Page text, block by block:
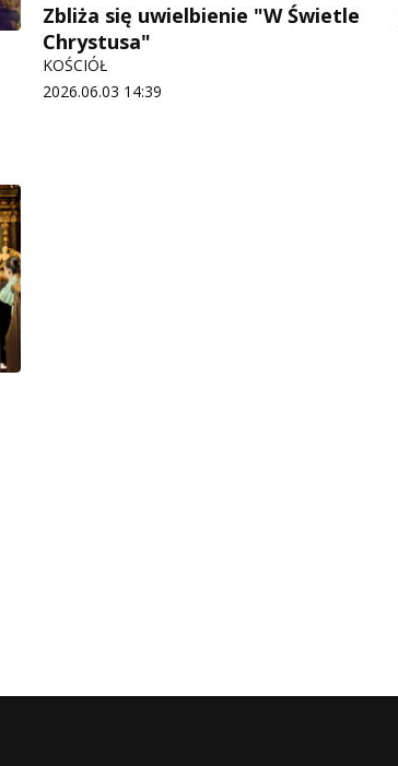
Zbliża się uwielbienie "W Świetle
Chrystusa"
KOŚCIÓŁ
2026.06.03 14:39